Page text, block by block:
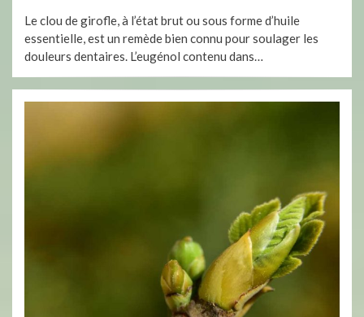
Le clou de girofle, à l’état brut ou sous forme d’huile
essentielle, est un remède bien connu pour soulager les
douleurs dentaires. L’eugénol contenu dans…